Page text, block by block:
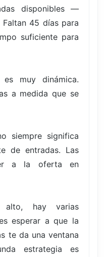
disponibles —
45 días para
suficiente para
muy dinámica.
a medida que se
siempre significa
de entradas. Las
a la oferta en
hay varias
esperar a que la
te da una ventana
estrategia es